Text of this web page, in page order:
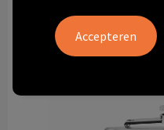
Technologie & gadgets
Themageschenken